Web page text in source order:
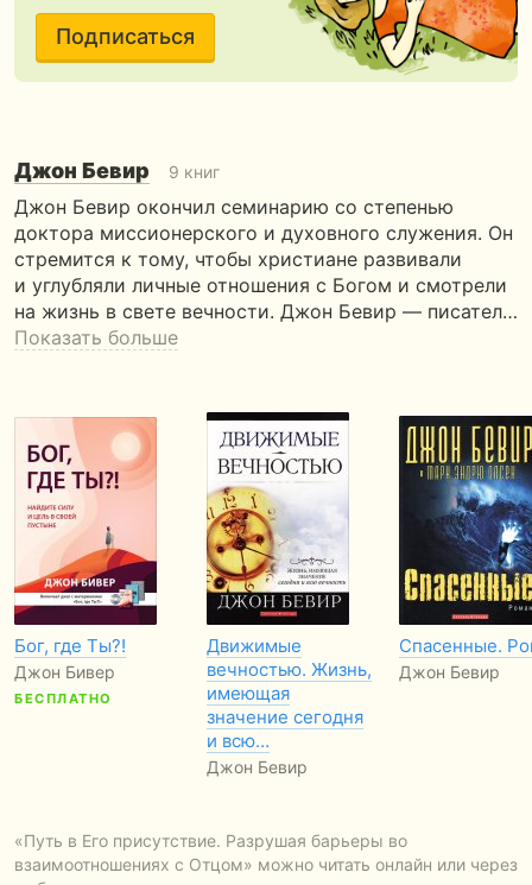
Подписаться
Джон Бевир 9 книг
Джон Бевир окончил семинарию со степенью
доктора миссионерского и духовного служения. Он
стремится к тому, чтобы христиане развивали
и углубляли личные отношения с Богом и смотрели
на жизнь в свете вечности. Джон Бевир — писател…
Показать больше
Бог, где Ты?!
Джон Бивер
БЕСПЛАТНО
Движимые
вечностью. Жизнь,
имеющая
значение сегодня
и всю…
Джон Бевир
Спасенные.
Джон Бевир
«Путь в Его присутствие. Разрушая барьеры во
взаимоотношениях с Отцом» можно читать онлайн или через